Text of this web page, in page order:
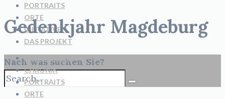
PORTRAITS
ORTE
INITIATIVEN
DAS PROJEKT
Nach was suchen Sie?
Gedenkjahr Magdeburg
NEUIGKEITEN
CHRONIK
PORTRAITS
ORTE